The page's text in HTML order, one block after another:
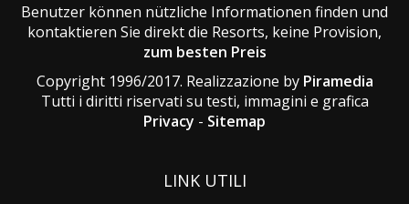
Benutzer können nützliche Informationen finden und
kontaktieren Sie direkt die Resorts, keine Provision,
zum besten Preis
Copyright 1996/2017. Realizzazione by Piramedia
Tutti i diritti riservati su testi, immagini e grafica
Privacy - Sitemap
LINK UTILI